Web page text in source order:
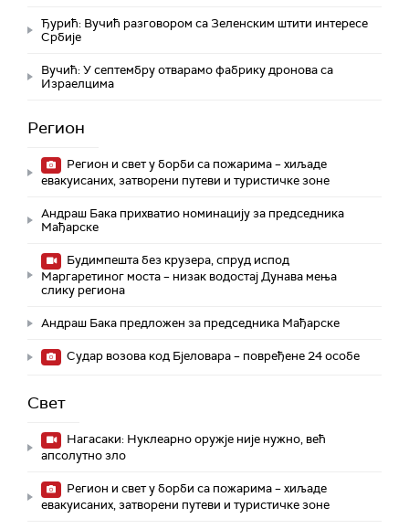
Ђурић: Вучић разговором са Зеленским штити интересе
Србије
Вучић: У септембру отварамо фабрику дронова са
Израелцима
Регион
Регион и свет у борби са пожарима – хиљаде
евакуисаних, затворени путеви и туристичке зоне
Андраш Бака прихватио номинацију за председника
Мађарске
Будимпешта без крузера, спруд испод
Маргаретиног моста – низак водостај Дунава мења
слику региона
Андраш Бакa предложен за председника Мађарске
Судар возова код Бјеловара – повређене 24 особе
Свет
Нагасаки: Нуклеарно оружје није нужно, већ
апсолутно зло
Регион и свет у борби са пожарима – хиљаде
евакуисаних, затворени путеви и туристичке зоне